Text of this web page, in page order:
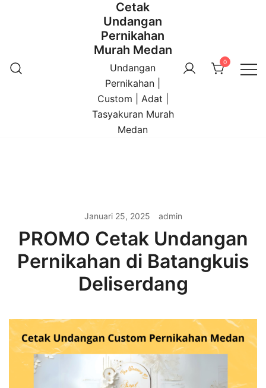
Cetak
Undangan
Pernikahan
Murah Medan
Undangan
Pernikahan |
Custom | Adat |
Tasyakuran Murah
Medan
0
Januari 25, 2025 admin
PROMO Cetak Undangan
Pernikahan di Batangkuis
Deliserdang